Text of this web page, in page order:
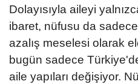
Dolayısıyla aileyi
ibaret, nüfusu da
azalış meselesi olarak
bugün sadece
aile yapıları değişiyor.